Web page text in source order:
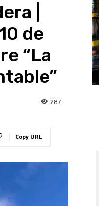
|
de
“La
287
Copy URL